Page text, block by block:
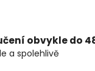
obvykle do
a spolehlivě